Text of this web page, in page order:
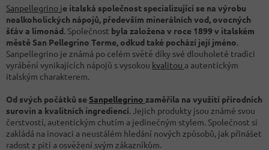
Sanpellegrino je italská společnost specializující se na výrobu
nealkoholických nápojů, především minerálních vod, ovocných
šťáv a limonád. Společnost byla založena v roce 1899 v italském
městě San Pellegrino Terme, odkud také pochází její jméno.
Sanpellegrino je známá po celém světě díky své dlouholeté tradici
vyrábění vynikajících nápojů s vysokou kvalitou a autentickým
italským charakterem.
Od svých počátků se Sanpellegrino zaměřila na využití přírodních
surovin a kvalitních ingrediencí. Jejich produkty jsou známé svou
čerstvostí, autentickým chutím a jedinečným stylem. Společnost si
zakládá na inovaci a neustálém hledání nových způsobů, jak přinášet
radost z pití a osvěžení svým zákazníkům.